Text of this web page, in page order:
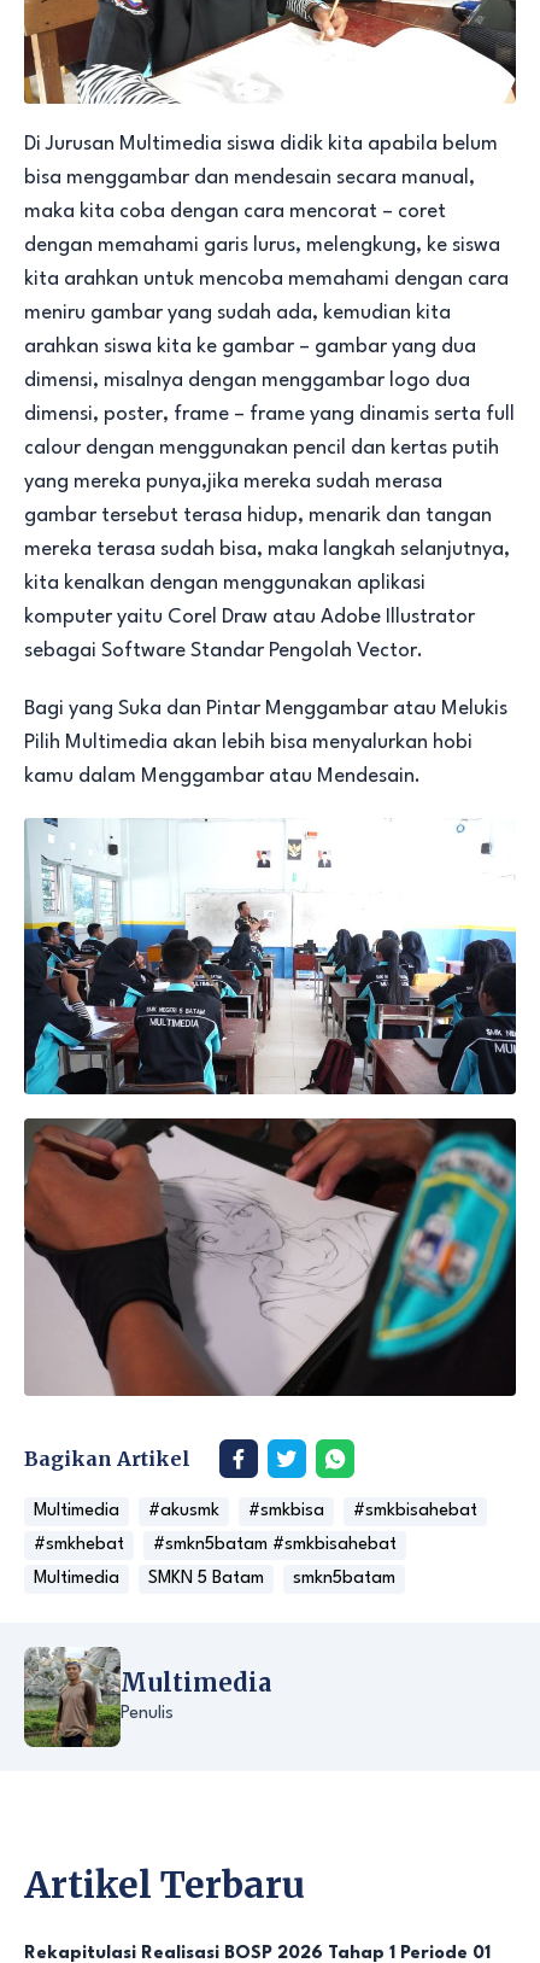
Di Jurusan Multimedia siswa didik kita apabila belum
bisa menggambar dan mendesain secara manual,
maka kita coba dengan cara mencorat – coret
dengan memahami garis lurus, melengkung, ke siswa
kita arahkan untuk mencoba memahami dengan cara
meniru gambar yang sudah ada, kemudian kita
arahkan siswa kita ke gambar – gambar yang dua
dimensi, misalnya dengan menggambar logo dua
dimensi, poster, frame – frame yang dinamis serta full
calour dengan menggunakan pencil dan kertas putih
yang mereka punya,jika mereka sudah merasa
gambar tersebut terasa hidup, menarik dan tangan
mereka terasa sudah bisa, maka langkah selanjutnya,
kita kenalkan dengan menggunakan aplikasi
komputer yaitu Corel Draw atau Adobe Illustrator
sebagai Software Standar Pengolah Vector.
Bagi yang Suka dan Pintar Menggambar atau Melukis
Pilih Multimedia akan lebih bisa menyalurkan hobi
kamu dalam Menggambar atau Mendesain.
Bagikan Artikel
Multimedia #akusmk #smkbisa
#smkbisahebat
#smkhebat
#smkn5batam #smkbisahebat
Multimedia
SMKN 5 Batam smkn5batam
Multimedia
Penulis
Artikel Terbaru
Rekapitulasi Realisasi BOSP 2026 Tahap 1 Periode 01